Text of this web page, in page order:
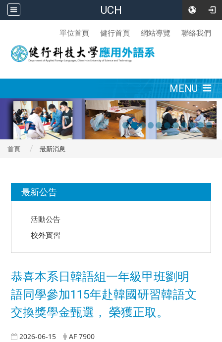
UCH
單位首頁 健行首頁 網站導覽 聯絡我們
MENU
首頁 最新消息
最新公告
活動公告
校外實習
恭喜本系日韓語組一年級甲班劉明
語同學參加115年赴韓國研習韓語文
交換獎學金甄選， 榮獲正取。
2026-06-15 AF 7900